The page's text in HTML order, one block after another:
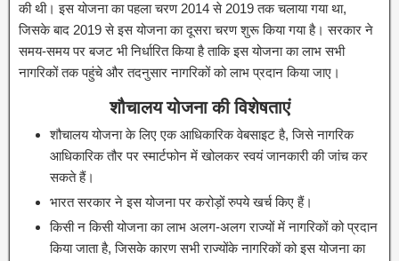
की थी। इस योजना का पहला चरण 2014 से 2019 तक चलाया गया था,
जिसके बाद 2019 से इस योजना का दूसरा चरण शुरू किया गया है। सरकार ने
समय-समय पर बजट भी निर्धारित किया है ताकि इस योजना का लाभ सभी
नागरिकों तक पहुंचे और तदनुसार नागरिकों को लाभ प्रदान किया जाए।
शौचालय योजना की विशेषताएं
शौचालय योजना के लिए एक आधिकारिक वेबसाइट है, जिसे नागरिक
आधिकारिक तौर पर स्मार्टफोन में खोलकर स्वयं जानकारी की जांच कर
सकते हैं।
भारत सरकार ने इस योजना पर करोड़ों रुपये खर्च किए हैं।
किसी न किसी योजना का लाभ अलग-अलग राज्यों में नागरिकों को प्रदान
किया जाता है, जिसके कारण सभी राज्योंके नागरिकों को इस योजना का